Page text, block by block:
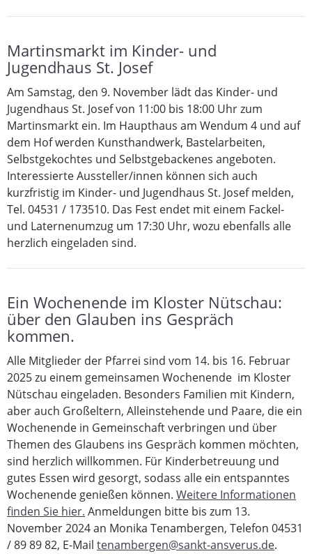
Martinsmarkt im Kinder- und
Jugendhaus St. Josef
Am Samstag, den 9. November lädt das Kinder- und
Jugendhaus St. Josef von 11:00 bis 18:00 Uhr zum
Martinsmarkt ein. Im Haupthaus am Wendum 4 und auf
dem Hof werden Kunsthandwerk, Bastelarbeiten,
Selbstgekochtes und Selbstgebackenes angeboten.
Interessierte Aussteller/innen können sich auch
kurzfristig im Kinder- und Jugendhaus St. Josef melden,
Tel. 04531 / 173510. Das Fest endet mit einem Fackel-
und Laternenumzug um 17:30 Uhr, wozu ebenfalls alle
herzlich eingeladen sind.
Ein Wochenende im Kloster Nütschau:
über den Glauben ins Gespräch
kommen.
Alle Mitglieder der Pfarrei sind vom 14. bis 16. Februar
2025 zu einem gemeinsamen Wochenende im Kloster
Nütschau eingeladen. Besonders Familien mit Kindern,
aber auch Großeltern, Alleinstehende und Paare, die ein
Wochenende in Gemeinschaft verbringen und über
Themen des Glaubens ins Gespräch kommen möchten,
sind herzlich willkommen. Für Kinderbetreuung und
gutes Essen wird gesorgt, sodass alle ein entspanntes
Wochenende genießen können. Weitere Informationen
finden Sie hier. Anmeldungen bitte bis zum 13.
November 2024 an Monika Tenambergen, Telefon 04531
/ 89 89 82, E-Mail tenambergen@sankt-ansverus.de.